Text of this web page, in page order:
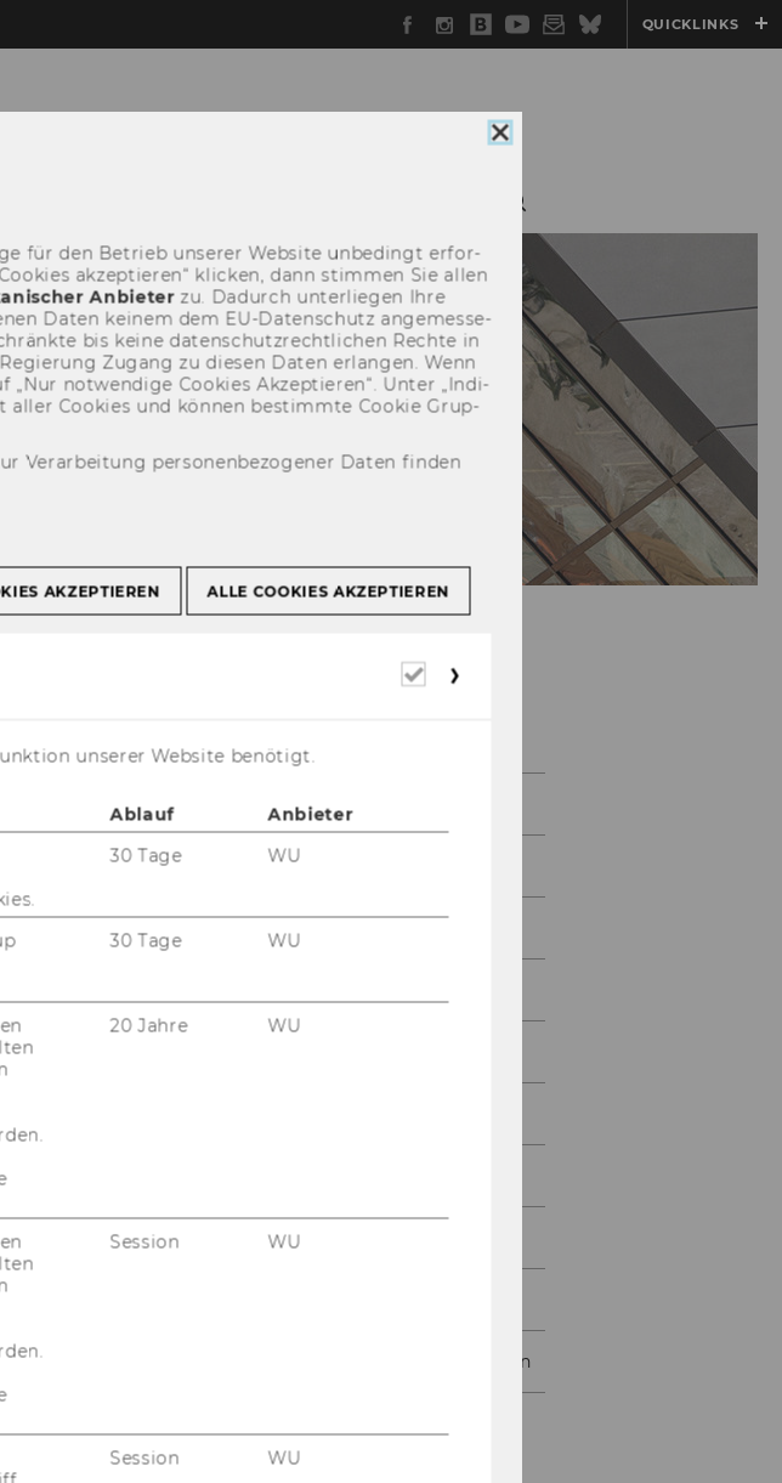
Facebook
Instagram
WU
Blog
YouTube
Newsletter
BlueskyQUICKLINKS
Prof. Bollenberger †
Prof. Bachner
Prof. Burtscher
Prof. Spitzer
Ehemalige Professor:innen
Cookie
für den Be­trieb un­se­rer Web­site un­be­dingt er­for­
ak­zep­tie­ren“ kli­cken, dann stim­men Sie allen
An­bie­terzu. Da­durch un­ter­lie­gen Ihre
Daten kei­nem dem EU-​Datenschutz an­ge­mes­se­
bis keine da­ten­schutz­recht­li­chen Rech­te in
Zu­gang zu die­sen Daten er­lan­gen. Wenn
not­wen­di­ge Coo­kies Ak­zep­tie­ren“. Unter „In­di­
aller Coo­kies und kön­nen be­stimm­te Coo­kie Grup­
Verarbeitung personenbezogener Daten finden
AKZEPTIEREN ALLE COOKIES AKZEPTIEREN
Erforderliche
unserer Website benötigt.
Ablauf
Anbieter
30 Tage WU
30 Tage WU
20 Jahre WU
Session WU
Session WU